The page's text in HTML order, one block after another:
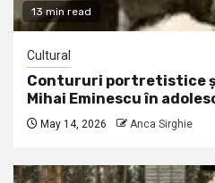
13 min read
Cultural
Contururi portretistice
Mihai Eminescu în
May 14, 2026 Anca Sirghie